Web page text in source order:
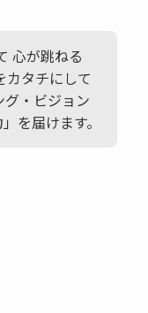
心が跳ねる
カタチにして
・ビジョン
を届けます。